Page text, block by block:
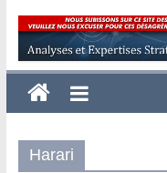
Expertise
et
Analyses
Harari